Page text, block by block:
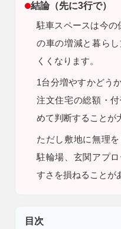
結論（先に3行で）
駐車スペースは今の
の車の増減と暮ら
くくなります。
1台分増やすかどう
注文住宅の総額・
めて判断することが
ただし 敷地に無理
駐輪場、玄関アプ
すさを損ねることが
目次
アフターメンテナ